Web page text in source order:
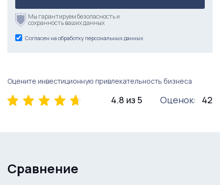
Мы гарантируем безопасность и
сохранность ваших данных
Согласен на обработку персональных данных
Оцените инвестиционную привлекательность бизнеса
4.8 из 5 Оценок: 42
Сравнение